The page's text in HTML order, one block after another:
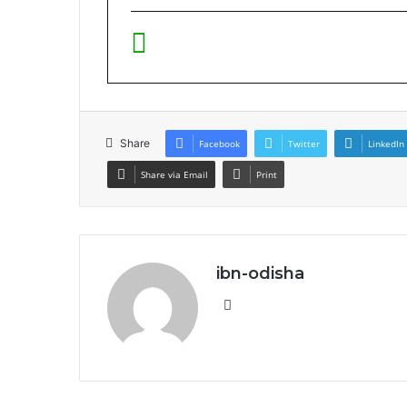
Share Facebook Twitter LinkedIn
Share via Email Print
ibn-odisha
Website